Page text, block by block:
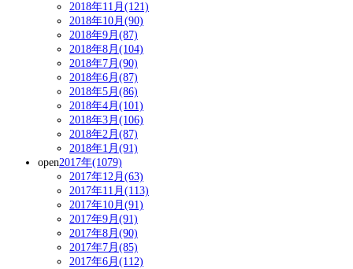
2018年11月(121)
2018年10月(90)
2018年9月(87)
2018年8月(104)
2018年7月(90)
2018年6月(87)
2018年5月(86)
2018年4月(101)
2018年3月(106)
2018年2月(87)
2018年1月(91)
open2017年(1079)
2017年12月(63)
2017年11月(113)
2017年10月(91)
2017年9月(91)
2017年8月(90)
2017年7月(85)
2017年6月(112)